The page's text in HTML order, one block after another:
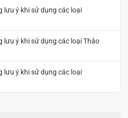
lưu ý khi sử dụng các loại
lưu ý khi sử dụng các loại Thảo
lưu ý khi sử dụng các loại